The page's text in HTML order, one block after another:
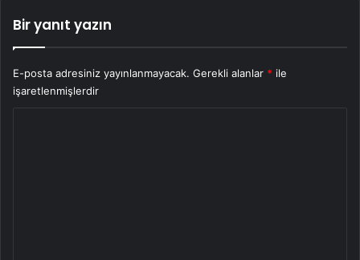
Bir yanıt yazın
E-posta adresiniz yayınlanmayacak. Gerekli alanlar * ile
işaretlenmişlerdir